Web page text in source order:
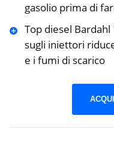
gasolio prima di
Top diesel
sugli iniettori
e i fumi di scarico